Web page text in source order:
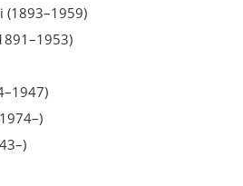
(1893–1959)